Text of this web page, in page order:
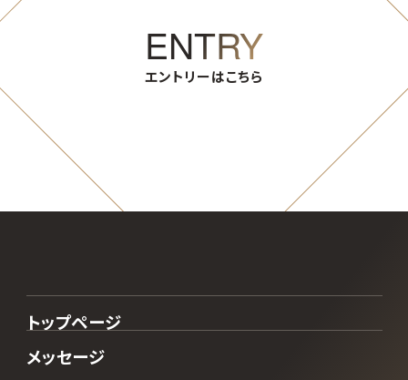
ENTRY
エントリーはこちら
トップページ
メッセージ